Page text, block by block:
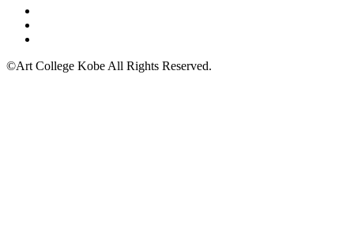
©Art College Kobe All Rights Reserved.